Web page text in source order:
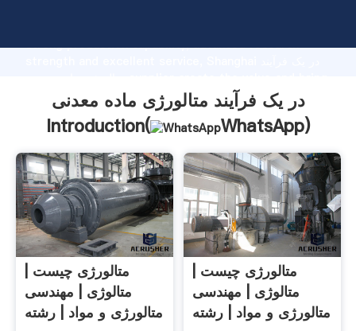
strong production capability, advanced research
values to all of customers.
در یک فرآیند متالورژی ماده معدنی
Introduction(
WhatsApp)
متالورژی چیست |
متالوژی | مهندسی
متالورژی و مواد | رشته
متالورژی چیست |
متالوژی | مهندسی
متالورژی و مواد | رشته